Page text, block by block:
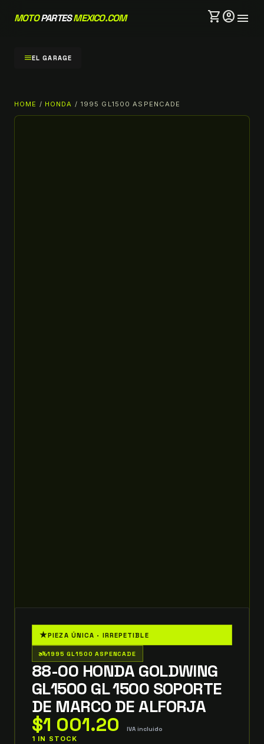
MOTOPARTESMEXICO.COM shopping_cartaccount_circlemenu
menuEL GARAGE
HOME / HONDA / 1995 GL1500 ASPENCADE
★PIEZA ÚNICA · IRREPETIBLE
two_wheeler1995 GL1500 ASPENCADE
88-00 HONDA GOLDWING
GL1500 GL 1500 SOPORTE
DE MARCO DE ALFORJA
$1 001.20 IVA incluido
1 IN STOCK